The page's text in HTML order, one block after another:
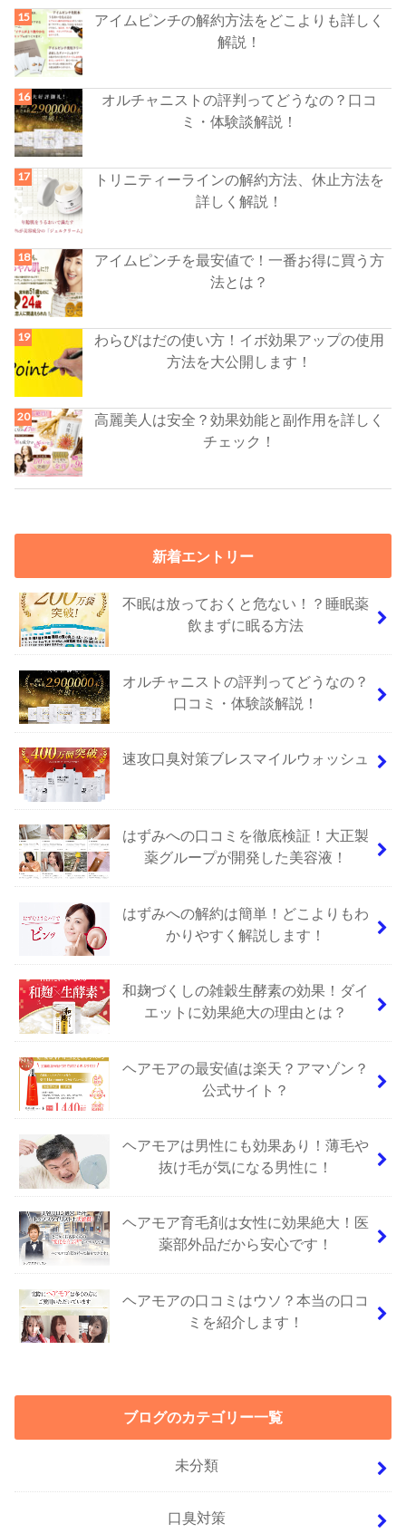
アイムピンチの解約方法をどこよりも詳しく
解説！
オルチャニストの評判ってどうなの？口コ
ミ・体験談解説！
トリニティーラインの解約方法、休止方法を
詳しく解説！
アイムピンチを最安値で！一番お得に買う方
法とは？
わらびはだの使い方！イボ効果アップの使用
方法を大公開します！
高麗美人は安全？効果効能と副作用を詳しく
チェック！
新着エントリー
不眠は放っておくと危ない！？睡眠薬
飲まずに眠る方法
オルチャニストの評判ってどうなの？
口コミ・体験談解説！
速攻口臭対策ブレスマイルウォッシュ
はずみへの口コミを徹底検証！大正製
薬グループが開発した美容液！
はずみへの解約は簡単！どこよりもわ
かりやすく解説します！
和麹づくしの雑穀生酵素の効果！ダイ
エットに効果絶大の理由とは？
ヘアモアの最安値は楽天？アマゾン？
公式サイト？
ヘアモアは男性にも効果あり！薄毛や
抜け毛が気になる男性に！
ヘアモア育毛剤は女性に効果絶大！医
薬部外品だから安心です！
ヘアモアの口コミはウソ？本当の口コ
ミを紹介します！
ブログのカテゴリー一覧
未分類
口臭対策